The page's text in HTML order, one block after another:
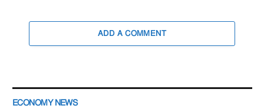
ADD A COMMENT
ECONOMY NEWS